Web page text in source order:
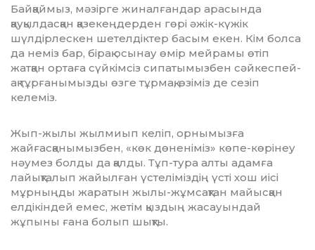
Байқаймыз, мәзірге жиналғандар арасында
қауқылдасқан қазекең­дерден гөрі әжік-күжік
шүлдірлескен шетелдіктер басым екен. Кім болса
да неміз бар, бірақ осынау өмір мейра­мы өтіп
жатқан ортаға сүйкімсіз си­патымызбен сәйкеспей-
ақ тұрға­ны­мызды өзге тұрмақ, өзіміз де сезіп
келеміз.
Жып-жылы жылмиып келіп, ор­нымызға
жайғасқанымызбен, «көк дөненіміз» көпе-көрінеу
нәумез болды да қалды. Тұп-тура алты адамға
лайықталып жайылған үстеліміздің үсті хош иісі
мұрныңды жаратын жылы-жұмсақтан майысқан
елдікін­дей емес, жетім қыздың жасауындай
жұпыны ғана болып шықты.